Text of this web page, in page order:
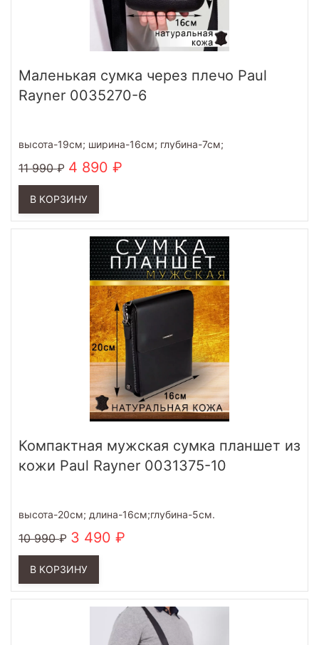
Маленькая сумка через плечо Paul
Rayner 0035270-6
высота-19см; ширина-16см; глубина-7см;
11 990 4 890
В КОРЗИНУ
Компактная мужская сумка планшет из
кожи Paul Rayner 0031375-10
высота-20см; длина-16см;глубина-5см.
10 990 3 490
В КОРЗИНУ